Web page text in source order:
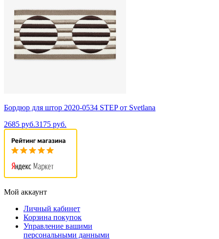
Бордюр для штор 2020-0534 STEP от Svetlana
2685 руб.3175 руб.
Мой аккаунт
Личный кабинет
Корзина покупок
Управление вашими
персональными данными